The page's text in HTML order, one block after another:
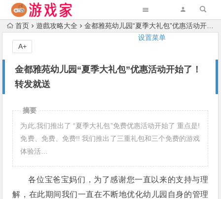
设置菜单
首页 遊戲攻略大全 金都雅苑幼儿园“夏季大礼包”优惠活动开始了！转发就送
金都雅苑幼儿园“夏季大礼包”优惠活动开始了！
转发就送
A+
摘要
为此,我们推出了 “夏季大礼包”免费优惠活动开始了 重点是!
免费、免费、免费!! 我们推出了三重礼包和三个免费的游戏
体验活…
各位宝爸宝妈们，为了感谢您一直以来的支持与理
解，在此期间我们一直在不断地优化幼儿园自身的管理